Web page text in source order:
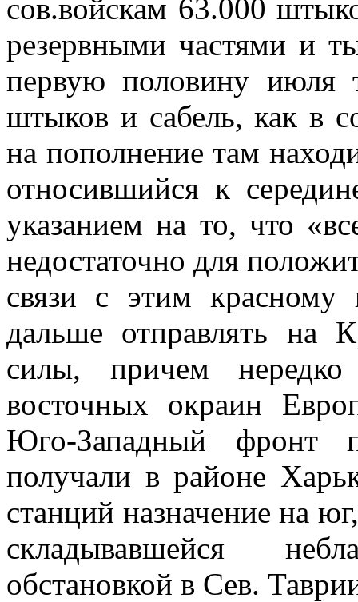
сов.войскам 63.000
резервными частями и
первую половину июля
штыков и сабель, как в
на пополнение там
относившийся к
указанием на то, что
недостаточно для
связи с этим красному
дальше отправлять на
силы, причем нередко
восточных окраин
Юго-Западный фронт
получали в районе
станций назначение на
складывавшейся
обстановкой в Сев.